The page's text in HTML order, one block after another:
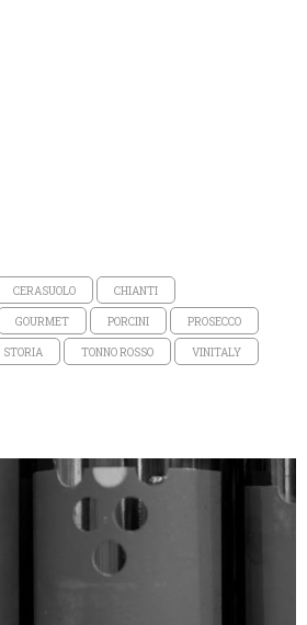
CERASUOLO CHIANTI
GOURMET PORCINI PROSECCO
STORIA TONNO ROSSO VINITALY